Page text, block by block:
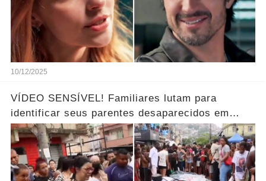
10/12/2025
VÍDEO SENSÍVEL! Familiares lutam para
identificar seus parentes desaparecidos em
meio aos corpos ao horror… Ver mais!